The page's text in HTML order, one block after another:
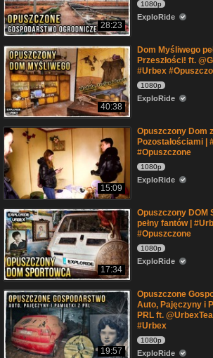
28:23
1080p
ExploRide
40:38
Dom Myśliwego
Przeszłości! ft.
#Urbex
1080p
ExploRide
15:09
Opuszczony Dom
Pozostałościami |
#Opuszczone
1080p
ExploRide
17:34
Opuszczony DOM
pełny fantów |
#Opuszczone
1080p
ExploRide
19:57
Opuszczone
Auto, Pajęczyny i
PRL ft.
#Urbex
1080p
ExploRide